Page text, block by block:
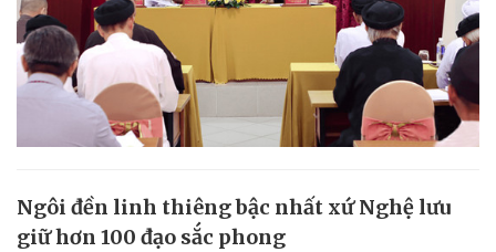
Ngôi đền linh thiêng bậc nhất xứ Nghệ lưu
giữ hơn 100 đạo sắc phong